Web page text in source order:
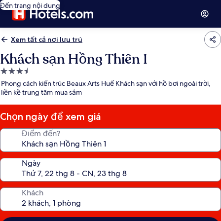
Đến trang nội dung
Xem tất cả nơi lưu trú
Khách sạn Hồng Thiên 1
Nơi
lưu
trú
3.5
sao
Phong cách kiến trúc Beaux Arts Huế Khách sạn với hồ bơi ngoài trời,
liền kề trung tâm mua sắm
Chọn ngày để xem giá
Điểm đến?
Ngày
Khách